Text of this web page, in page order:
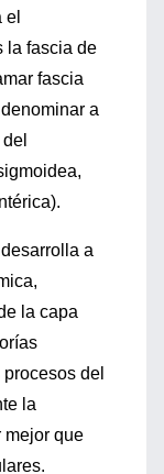
la fascia de
fascia
a
a
la capa
del
la
mejor que